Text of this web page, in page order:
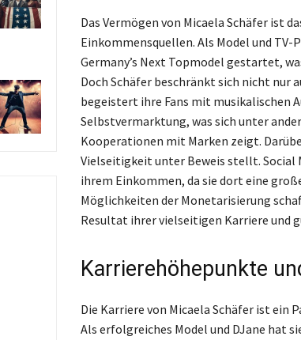
Das Vermögen von Micaela Schäfer ist
Einkommensquellen. Als Model und
Germany’s Next Topmodel gestartet,
Doch Schäfer beschränkt sich nicht nur
begeistert ihre Fans mit
Selbstvermarktung, was sich unter
Kooperationen mit Marken zeigt.
Vielseitigkeit unter Beweis stellt. Social
ihrem Einkommen, da sie dort eine
Möglichkeiten der Monetarisierung
Resultat ihrer vielseitigen Karriere und
Karrierehöhepunkte
Die Karriere von Micaela Schäfer ist ein
Als erfolgreiches Model und DJane hat